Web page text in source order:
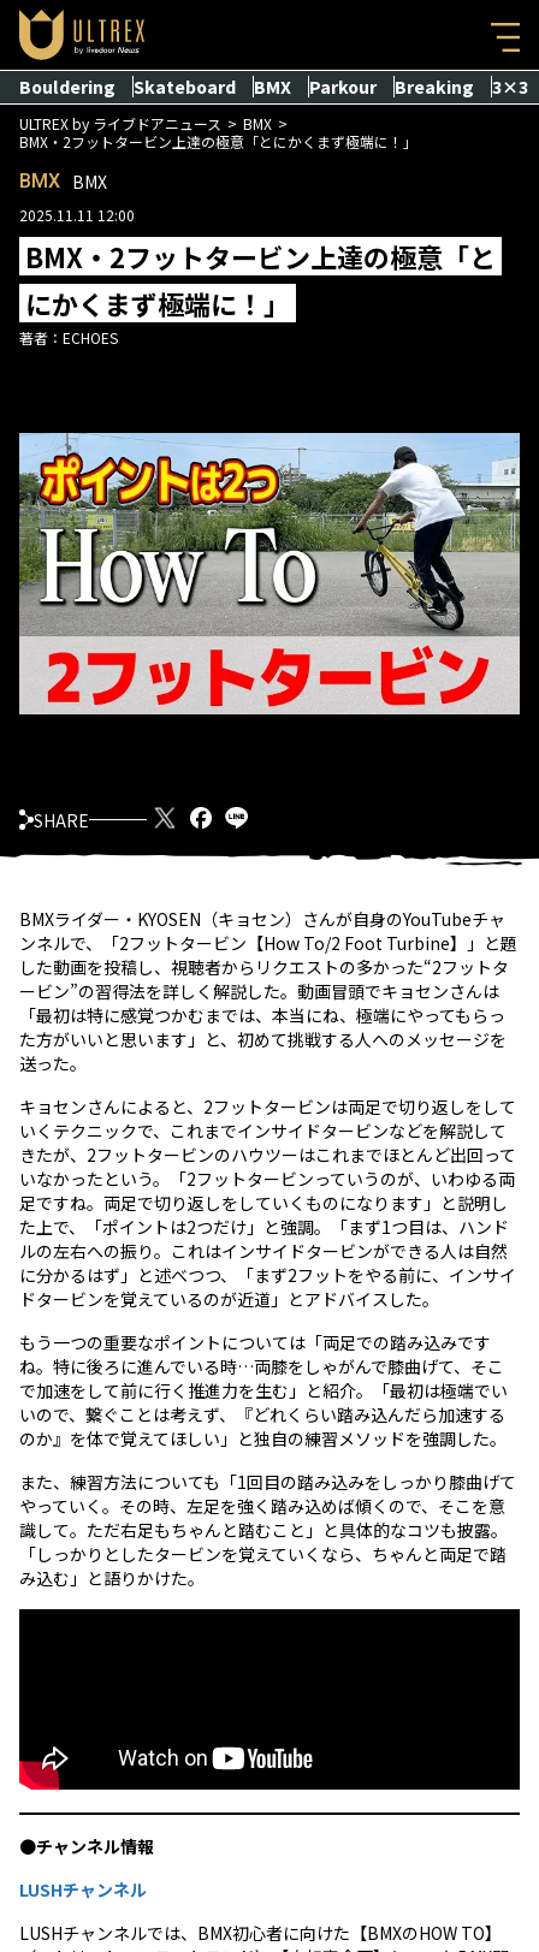
Bouldering Skateboard BMX Parkour Breaking 3×3
ULTREX by ライブドアニュース
BMX
BMX・2フットタービン上達の極意「とにかくまず極端に！」
BMX BMX
2025.11.11 12:00
BMX・2フットタービン上達の極意「と
にかくまず極端に！」
著者： ECHOES
SHARE
BMXライダー・KYOSEN（キョセン）さんが自身のYouTubeチャ
ンネルで、「2フットタービン【How To/2 Foot Turbine】」と題
した動画を投稿し、視聴者からリクエストの多かった“2フットタ
ービン”の習得法を詳しく解説した。動画冒頭でキョセンさんは
「最初は特に感覚つかむまでは、本当にね、極端にやってもらっ
た方がいいと思います」と、初めて挑戦する人へのメッセージを
送った。
キョセンさんによると、2フットタービンは両足で切り返しをして
いくテクニックで、これまでインサイドタービンなどを解説して
きたが、2フットタービンのハウツーはこれまでほとんど出回って
いなかったという。「2フットタービンっていうのが、いわゆる両
足ですね。両足で切り返しをしていくものになります」と説明し
た上で、「ポイントは2つだけ」と強調。「まず1つ目は、ハンド
ルの左右への振り。これはインサイドタービンができる人は自然
に分かるはず」と述べつつ、「まず2フットをやる前に、インサイ
ドタービンを覚えているのが近道」とアドバイスした。
もう一つの重要なポイントについては「両足での踏み込みです
ね。特に後ろに進んでいる時…両膝をしゃがんで膝曲げて、そこ
で加速をして前に行く推進力を生む」と紹介。「最初は極端でい
いので、繋ぐことは考えず、『どれくらい踏み込んだら加速する
のか』を体で覚えてほしい」と独自の練習メソッドを強調した。
また、練習方法についても「1回目の踏み込みをしっかり膝曲げて
やっていく。その時、左足を強く踏み込めば傾くので、そこを意
識して。ただ右足もちゃんと踏むこと」と具体的なコツも披露。
「しっかりとしたタービンを覚えていくなら、ちゃんと両足で踏
み込む」と語りかけた。
●チャンネル情報
LUSHチャンネル
LUSHチャンネルでは、BMX初心者に向けた【BMXのHOW TO】